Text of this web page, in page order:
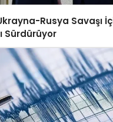
Rusya Savaşı
Sürdürüyor